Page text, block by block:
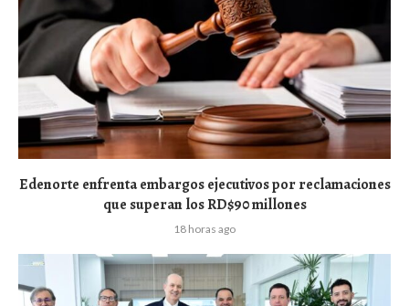
Edenorte enfrenta embargos ejecutivos por reclamaciones
que superan los RD$90 millones
18 horas ago